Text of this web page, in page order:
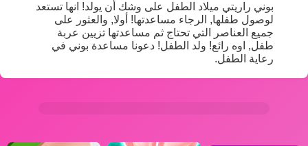
بوني راريتي ميلاد الطفل على وشك أن يولد! انها تستعد
لوصول طفلها, الرجاء مساعدتها! أولا, والعثور على
جميع العناصر التي تحتاج ثم مساعدتها تزيين عربة
طفل, اوه رائع! ولد الطفل! دعونا مساعدة بوني في
رعاية الطفل.